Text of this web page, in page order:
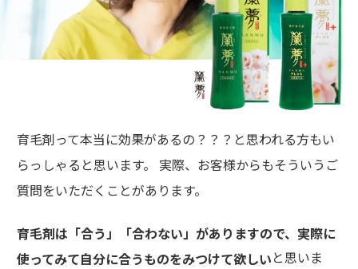
育毛剤って本当に効果があるの？？？と思われる方もい
らっしゃると思います。 実際、お客様からもそういうご
質問をいただくことがあります。
育毛剤は「合う」「合わない」がありますので、実際に
使ってみて自分に合うものをみつけて欲しいと思いま